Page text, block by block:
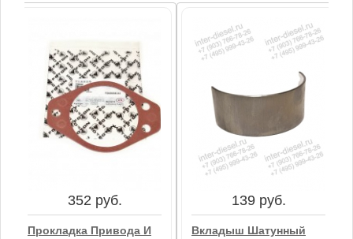
349 руб.
В корзину
Трубка
Маслоподающая К ТКР
5260415
В корзину
352 руб.
Прокладка Привода И
139 руб.
Вкладыш Шатунный